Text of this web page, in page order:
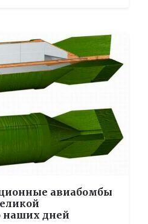
авиабомбы
наших дней